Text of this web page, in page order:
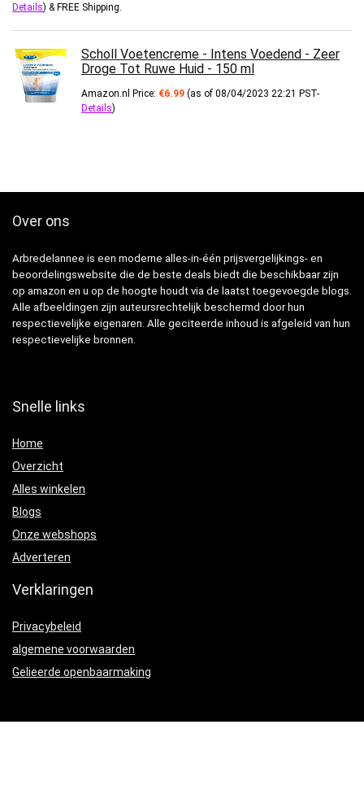
Details) & FREE Shipping.
Scholl Voetencreme - Intens Voedend - Zeer
Droge Tot Ruwe Huid - 150 ml
Amazon.nl Price: €6.99 (as of 08/04/2023 22:21 PST-
Details)
Over ons
Arbredelannee is een moderne alles-in-één prijsvergelijkings- en
beoordelingswebsite die de beste deals biedt die beschikbaar zijn
op amazon en u op de hoogte houdt via de laatst toegevoegde blogs.
Alle afbeeldingen zijn auteursrechtelijk beschermd door hun
respectievelijke eigenaren. Alle geciteerde inhoud is afgeleid van hun
respectievelijke bronnen.
Snelle links
Home
Overzicht
Alles winkelen
Blogs
Onze webshops
Adverteren
Verklaringen
Privacybeleid
algemene voorwaarden
Gelieerde openbaarmaking